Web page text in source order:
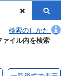
検索のしかた
ァイル内を検索